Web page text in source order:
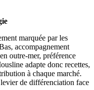
marquée par les
accompagnement
outre-mer, préférence
adapte donc recettes,
à chaque marché.
de différenciation face